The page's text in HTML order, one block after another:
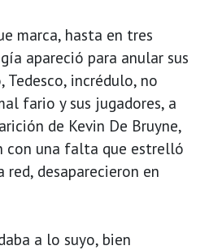
marca, hasta en tres
apareció para anular sus
incrédulo, no
fario y sus jugadores, a
de Kevin De Bruyne,
con una falta que estrelló
desaparecieron en
a lo suyo, bien